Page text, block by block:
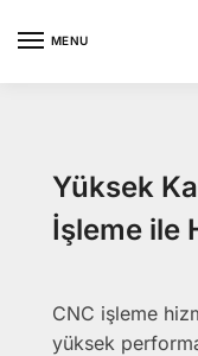
MENU
Yüksek
İşleme ile
CNC işleme
yüksek